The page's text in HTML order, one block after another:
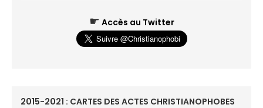
☛ Accès au Twitter
2015-2021 : CARTES DES ACTES CHRISTIANOPHOBES